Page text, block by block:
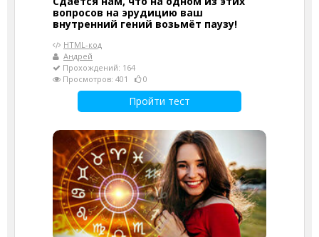
вопросов на эрудицию ваш
внутренний гений возьмёт паузу!
HTML-код
Андрей
Прохождений: 164
Просмотров: 401
0
Пройти тест